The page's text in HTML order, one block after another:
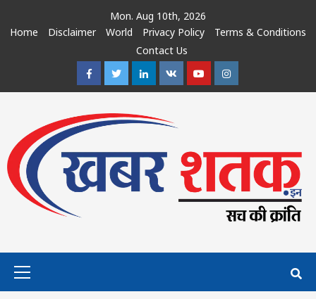
Mon. Aug 10th, 2026
Home
Disclaimer World Privacy Policy
Terms & Conditions
Contact Us
FacebookTwitterLinkedin
VK YoutubeInstagram